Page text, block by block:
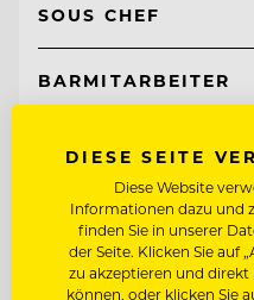
SOUS CHEF
BARMITARBEITER
Entdecke alle Jobs
DIESE SEITE
Diese Website
Informationen dazu und
finden Sie in unserer
der Seite. Klicken Sie auf
zu akzeptieren und direkt
können, oder klicken Sie